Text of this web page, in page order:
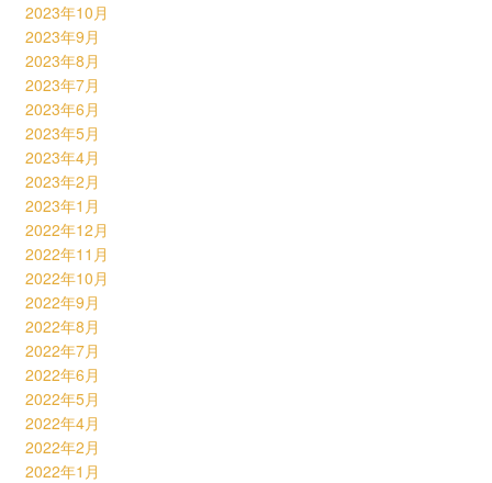
2023年10月
2023年9月
2023年8月
2023年7月
2023年6月
2023年5月
2023年4月
2023年2月
2023年1月
2022年12月
2022年11月
2022年10月
2022年9月
2022年8月
2022年7月
2022年6月
2022年5月
2022年4月
2022年2月
2022年1月